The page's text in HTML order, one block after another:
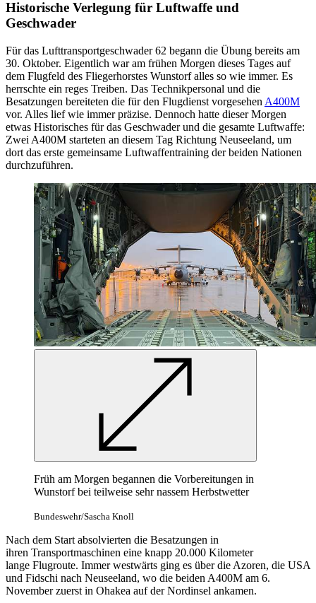
Historische Verlegung für Luftwaffe und
Geschwader
Für das Lufttransportgeschwader 62 begann die Übung bereits am
30. Oktober. Eigentlich war am frühen Morgen dieses Tages auf
dem Flugfeld des Fliegerhorstes Wunstorfalles so wie immer. Es
herrschte ein reges Treiben. Das Technikpersonal und die
Besatzungen bereiteten die für den Flugdienst vorgesehen A400M
vor. Alles lief wie immer präzise. Dennoch hatte dieser Morgen
etwas Historisches für das Geschwader und die gesamte Luftwaffe:
Zwei A400M starteten an diesem Tag Richtung Neuseeland, um
dort das erste gemeinsame Luftwaffentraining der beiden Nationen
durchzuführen.
Früh am Morgen begannen die Vorbereitungen in
Wunstorf bei teilweise sehr nassem Herbstwetter
Bundeswehr/Sascha Knoll
Nach dem Start absolvierten die Besatzungen in
ihren Transportmaschinen eine knapp 20.000 Kilometer
lange Flugroute. Immer westwärts ging es über die Azoren, die USA
und Fidschi nach Neuseeland, wo die beiden A400M am 6.
November zuerst in Ohakea auf der Nordinsel ankamen.